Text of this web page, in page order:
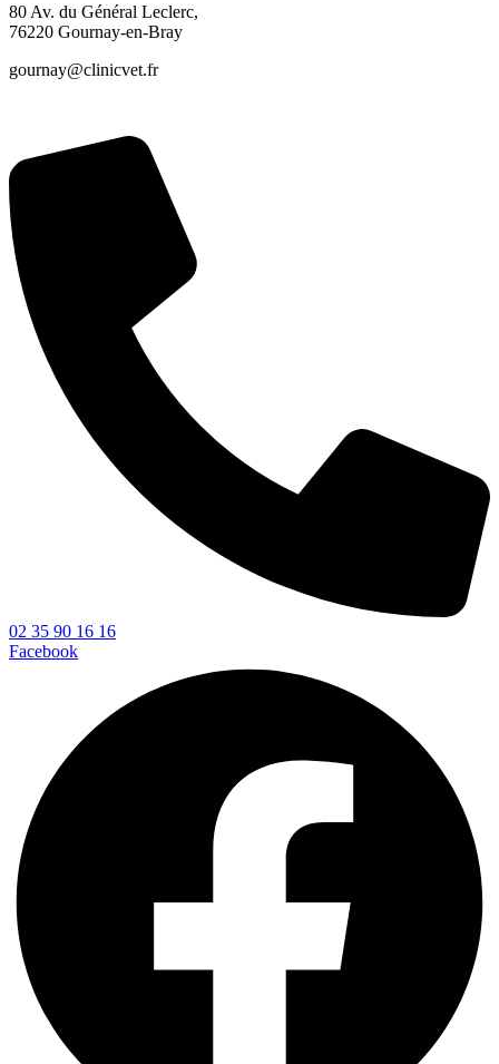
80 Av. du Général Leclerc,
76220 Gournay-en-Bray
gournay@clinicvet.fr
02 35 90 16 16
Facebook